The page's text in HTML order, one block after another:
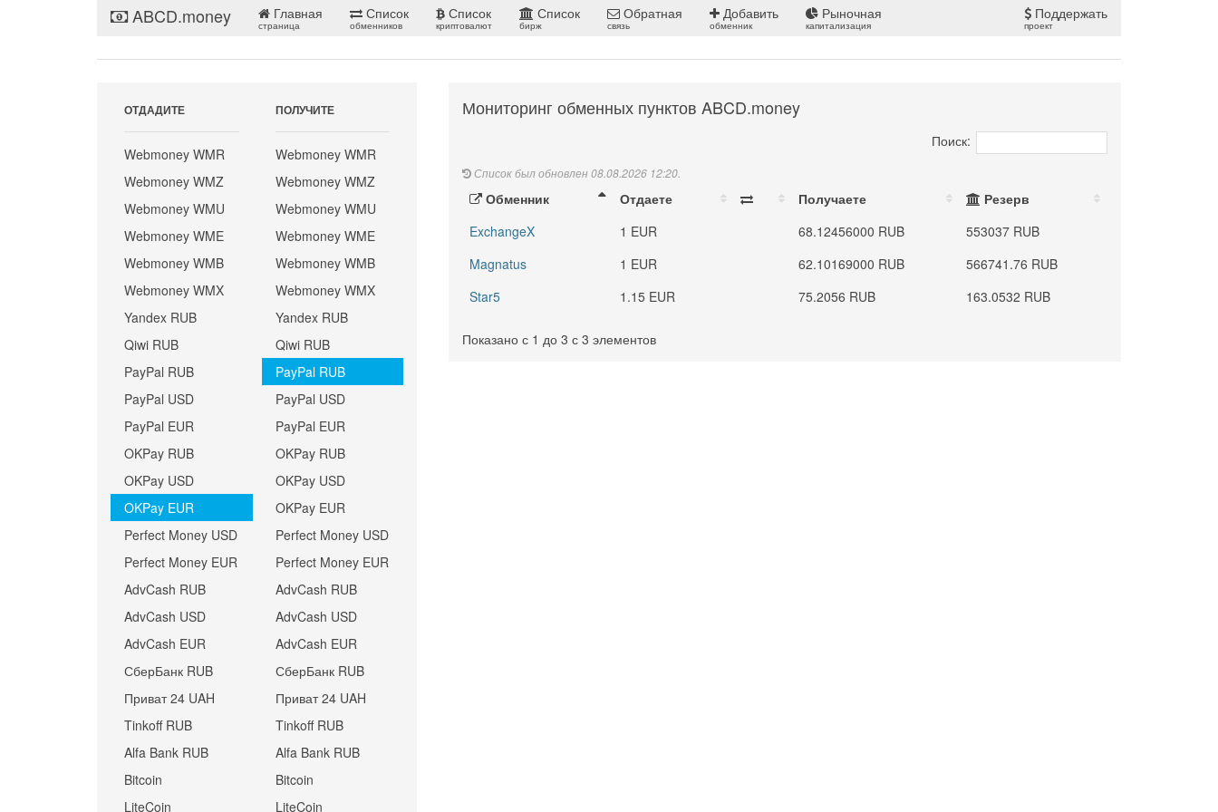
ABCD.money Главная
страница
Список
обменников
Список
криптовалют
Список
бирж
Обратная
связь
Добавить
обменник
Рыночная
капитализация
Поддержать
проект
ОТДАДИТЕ
Webmoney WMR
Webmoney WMZ
Webmoney WMU
Webmoney WME
Webmoney WMB
Webmoney WMX
Yandex RUB
Qiwi RUB
PayPal RUB
PayPal USD
PayPal EUR
OKPay RUB
OKPay USD
OKPay EUR
Perfect Money USD
Perfect Money EUR
AdvCash RUB
AdvCash USD
AdvCash EUR
СберБанк RUB
Приват 24 UAH
Tinkoff RUB
Alfa Bank RUB
Bitcoin
LiteCoin
ПОЛУЧИТЕ
Webmoney WMR
Webmoney WMZ
Webmoney WMU
Webmoney WME
Webmoney WMB
Webmoney WMX
Yandex RUB
Qiwi RUB
PayPal RUB
PayPal USD
PayPal EUR
OKPay RUB
OKPay USD
OKPay EUR
Perfect Money USD
Perfect Money EUR
AdvCash RUB
AdvCash USD
AdvCash EUR
СберБанк RUB
Приват 24 UAH
Tinkoff RUB
Alfa Bank RUB
Bitcoin
LiteCoin
Мониторинг обменных пунктов ABCD.money
Поиск:
Список был обновлен 08.08.2026 12:20.
Обменник Отдаете Получаете
Резерв
ExchangeX
1 EUR 68.12456000 RUB
553037 RUB
Magnatus
1 EUR 62.10169000 RUB
566741.76 RUB
Star5
1.15 EUR 75.2056 RUB 163.0532 RUB
Показано с 1 до 3 с 3 элементов